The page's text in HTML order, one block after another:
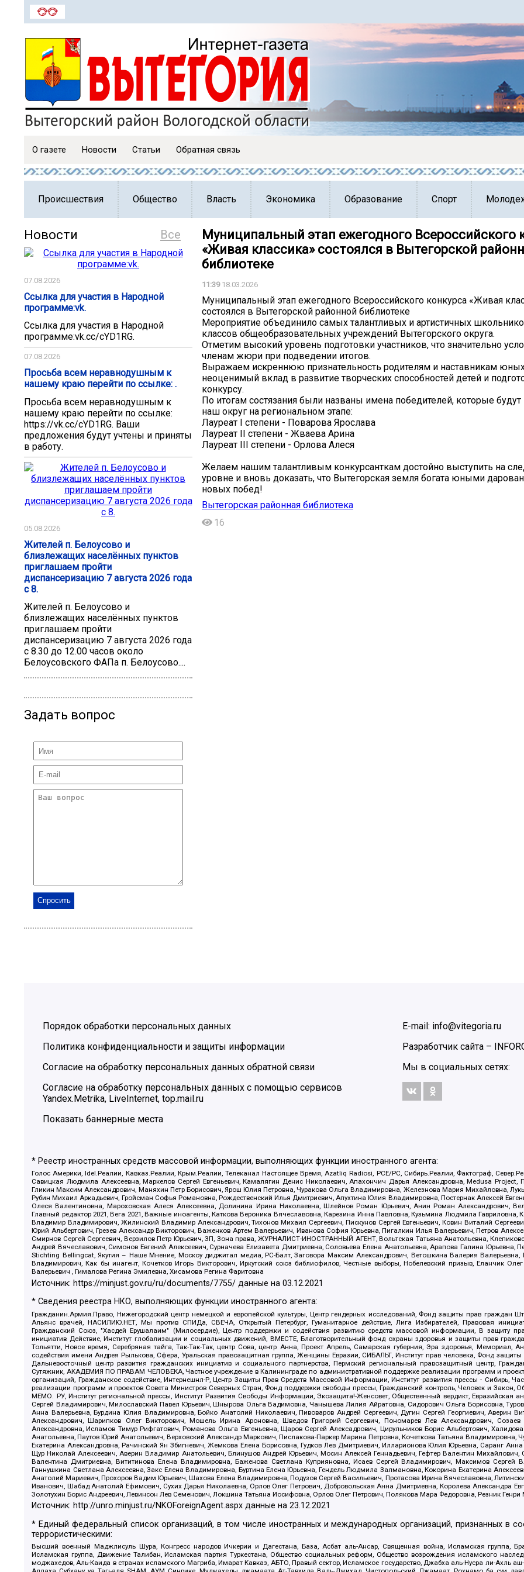
О газете Новости Статьи Обратная связь
Происшествия Общество Власть Экономика Образование Спорт
Все
Новости
07.08.2026
Ссылка для участия в Народной
программе:vk.
Ссылка для участия в Народной
программе:vk.cc/cYD1RG.
07.08.2026
Просьба всем неравнодушным к
нашему краю перейти по ссылке: .
Просьба всем неравнодушным к
нашему краю перейти по ссылке:
https://vk.cc/cYD1RG. Ваши
предложения будут учтены и приняты
в работу.
05.08.2026
Жителей п. Белоусово и
близлежащих населённых пунктов
приглашаем пройти
диспансеризацию 7 августа 2026 года
с 8.
Жителей п. Белоусово и
близлежащих населённых пунктов
приглашаем пройти
диспансеризацию 7 августа 2026 года
с 8.30 до 12.00 часов около
Белоусовского ФАПа п. Белоусово....
Задать вопрос
Муниципальный этап ежегодного Всероссийского
«Живая классика» состоялся в Вытегорской
библиотеке
11:3918.03.2026
Муниципальный этап ежегодного Всероссийского конкурса «Живая
состоялся в Вытегорской районной библиотеке
Мероприятие объединило самых талантливых и артистичных
классов общеобразовательных учреждений Вытегорского округа.
Отметим высокий уровень подготовки участников, что значительно
членам жюри при подведении итогов.
Выражаем искреннюю признательность родителям и наставникам
неоценимый вклад в развитие творческих способностей детей и
конкурсу.
По итогам состязания были названы имена победителей, которые будут
наш округ на региональном этапе:
Лауреат I степени - Поварова Ярослава
Лауреат II степени - Жваева Арина
Лауреат III степени - Орлова Алеся
Желаем нашим талантливым конкурсанткам достойно выступить на
уровне и вновь доказать, что Вытегорская земля богата юными
новых побед!
Вытегорская районная библиотека
16
Порядок обработки персональных данных
Политика конфиденциальности и защиты информации
Согласие на обработку персональных данных обратной связи
Согласие на обработку персональных данных с помощью сервисов
Yandex.Metrika, LiveInternet, top.mail.ru
Показать баннерные места
E-mail: info@vitegoria.ru
Разработчик сайта –
Мы в социальных сетях:
* Реестр иностранных средств массовой информации, выполняющих функции иностранного агента:
Голос Америки, Idel.Реалии, Кавказ.Реалии, Крым.Реалии, Телеканал Настоящее Время, Azatliq Radiosi, PCE/PC, Сибирь.Реалии, Фактограф,
Савицкая Людмила Алексеевна, Маркелов Сергей Евгеньевич, Камалягин Денис Николаевич, Апахончич Дарья Александровна, Medusa
Гликин Максим Александрович, Маняхин Петр Борисович, Ярош Юлия Петровна, Чуракова Ольга Владимировна, Железнова Мария Михайловна,
Рубин Михаил Аркадьевич, Гройсман Софья Романовна, Рождественский Илья Дмитриевич, Апухтина Юлия Владимировна, Постернак Алексей
Олеся Валентиновна, Мароховская Алеся Алексеевна, Долинина Ирина Николаевна, Шлейнов Роман Юрьевич, Анин Роман Александрович,
Главный редактор 2021, Вега 2021, Важные иноагенты, Каткова Вероника Вячеславовна, Карезина Инна Павловна, Кузьмина Людмила
Владимир Владимирович, Жилинский Владимир Александрович, Тихонов Михаил Сергеевич, Пискунов Сергей Евгеньевич, Ковин Виталий
Юрий Альбертович, Грезев Александр Викторович, Важенков Артем Валерьевич, Иванова София Юрьевна, Пигалкин Илья Валерьевич, Петров
Смирнов Сергей Сергеевич, Верзилов Петр Юрьевич, ЗП, Зона права, ЖУРНАЛИСТ-ИНОСТРАННЫЙ АГЕНТ, Вольтская Татьяна Анатольевна,
Андрей Вячеславович, Симонов Евгений Алексеевич, Сурначева Елизавета Дмитриевна, Соловьева Елена Анатольевна, Арапова Галина
Stichting Bellingcat, Якутия – Наше Мнение, Москоу диджитал медиа, РС-Балт, Заговора Максим Александрович, Ветошкина Валерия
Владимирович, Как бы инагент, Кочетков Игорь Викторович, Иркутский союз библиофилов, Честные выборы, Нобелевский призыв, Еланчик
Валерьевич , Гималова Регина Эмилевна, Хисамова Регина Фаритовна
Источник: https://minjust.gov.ru/ru/documents/7755/ данные на03.12.2021
* Сведения реестра НКО, выполняющих функции иностранного агента:
Гражданин.Армия.Право, Нижегородский центр немецкой и европейской культуры, Центр гендерных исследований, Фонд защиты прав граждан
Альянс врачей, НАСИЛИЮ.НЕТ, Мы против СПИДа, СВЕЧА, Открытый Петербург, Гуманитарное действие, Лига Избирателей, Правовая
Гражданский Союз, "Хасдей Ерушалаим" (Милосердие), Центр поддержки и содействия развитию средств массовой информации, В защиту
инициатив Действие, Институт глобализации и социальных движений, ВМЕСТЕ, Благотворительный фонд охраны здоровья и защиты прав
Тольятти, Новое время, Серебряная тайга, Так-Так-Так, центр Сова, центр Анна, Проект Апрель, Самарская губерния, Эра здоровья, Мемориал,
содействия имени Андрея Рылькова, Сфера, Уральская правозащитная группа, Женщины Евразии, СИБАЛЬТ, Институт прав человека, Фонд защиты
Дальневосточный центр развития гражданских инициатив и социального партнерства, Пермский региональный правозащитный центр,
Сутяжник, АКАДЕМИЯ ПО ПРАВАМ ЧЕЛОВЕКА, Частное учреждение в Калининграде по административной поддержке реализации программ и
организаций, Гражданское содействие, Интернешнл-Р, Центр Защиты Прав Средств Массовой Информации, Институт развития прессы - Сибирь,
реализации программ и проектов Совета Министров Северных Стран, Фонд поддержки свободы прессы, Гражданский контроль, Человек и
МЕМО. РУ, Институт региональной прессы, Институт Развития Свободы Информации, Экозащита!-Женсовет, Общественный вердикт, Евразийская
Сергей Владимирович, Милославский Павел Юрьевич, Шнырова Ольга Вадимовна, Чанышева Лилия Айратовна, Сидорович Ольга Борисовна,
Анна Валерьевна, Бурдина Юлия Владимировна, Бойко Анатолий Николаевич, Пивоваров Андрей Сергеевич, Дугин Сергей Георгиевич, Аверин
Александрович, Шарипков Олег Викторович, Мошель Ирина Ароновна, Шведов Григорий Сергеевич, Пономарев Лев Александрович,
Александровна, Исламов Тимур Рифгатович, Романова Ольга Евгеньевна, Щаров Сергей Алексадрович, Цирульников Борис Альбертович,
Анатольевна, Паутов Юрий Анатольевич, Верховский Александр Маркович, Пислакова-Паркер Марина Петровна, Кочеткова Татьяна Владимировна,
Екатерина Александровна, Рачинский Ян Збигневич, Жемкова Елена Борисовна, Гудков Лев Дмитриевич, Илларионова Юлия Юрьевна, Саранг
Щур Николай Алексеевич, Аверин Владимир Анатольевич, Блинушов Андрей Юрьевич, Мосин Алексей Геннадьевич, Гефтер Валентин
Валентина Дмитриевна, Вититинова Елена Владимировна, Баженова Светлана Куприяновна, Исаев Сергей Владимирович, Максимов Сергей
Ганнушкина Светлана Алексеевна, Закс Елена Владимировна, Буртина Елена Юрьевна, Гендель Людмила Залмановна, Кокорина Екатерина
Анатолий Мариевич, Прохоров Вадим Юрьевич, Шахова Елена Владимировна, Подузов Сергей Васильевич, Протасова Ирина Вячеславовна,
Иванович, Шабад Анатолий Ефимович, Сухих Дарья Николаевна, Орлов Олег Петрович, Добровольская Анна Дмитриевна, Королева Александра
Золотухин Борис Андреевич, Левинсон Лев Семенович, Локшина Татьяна Иосифовна, Орлов Олег Петрович, Полякова Мара Федоровна, Резник Генри
Источник: http://unro.minjust.ru/NKOForeignAgent.aspx данные на23.12.2021
* Единый федеральный список организаций, в том числе иностранных и международных организаций, признанных в
террористическими:
Высший военный Маджлисуль Шура, Конгресс народов Ичкерии и Дагестана, База, Асбат аль-Ансар, Священная война, Исламская группа,
Исламская группа, Движение Талибан, Исламская партия Туркестана, Общество социальных реформ, Общество возрождения исламского
моджахедов, Аль-Каида в странах исламского Магриба, Имарат Кавказ, АБТО, Правый сектор, Исламское государство, Джабха аль-Нусра ли-